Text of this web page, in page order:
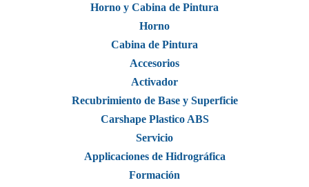
Horno y Cabina de Pintura
Horno
Cabina de Pintura
Accesorios
Activador
Recubrimiento de Base y Superficie
Carshape Plastico ABS
Servicio
Applicaciones de Hidrográfica
Formación